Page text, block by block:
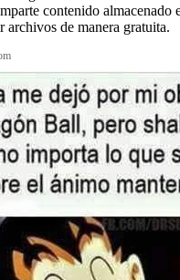
contenido almacenado
archivos de manera gratuita.